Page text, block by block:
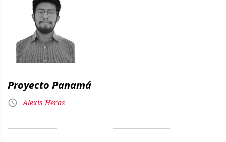
Proyecto Panamá
Alexis Heras